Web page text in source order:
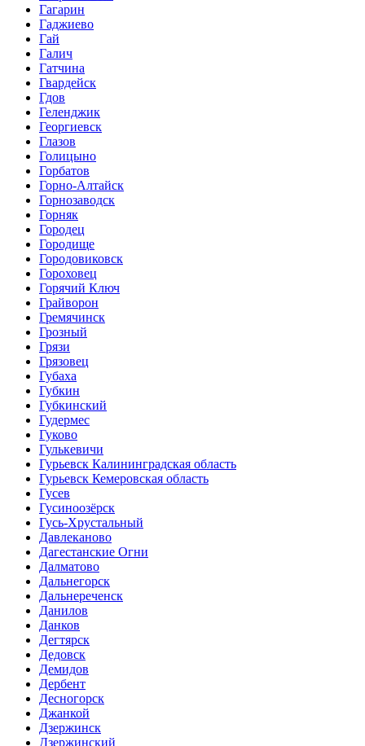
Гагарин
Гаджиево
Гай
Галич
Гатчина
Гвардейск
Гдов
Геленджик
Георгиевск
Глазов
Голицыно
Горбатов
Горно-Алтайск
Горнозаводск
Горняк
Городец
Городище
Городовиковск
Гороховец
Горячий Ключ
Грайворон
Гремячинск
Грозный
Грязи
Грязовец
Губаха
Губкин
Губкинский
Гудермес
Гуково
Гулькевичи
Гурьевск Калининградская область
Гурьевск Кемеровская область
Гусев
Гусиноозёрск
Гусь-Хрустальный
Давлеканово
Дагестанские Огни
Далматово
Дальнегорск
Дальнереченск
Данилов
Данков
Дегтярск
Дедовск
Демидов
Дербент
Десногорск
Джанкой
Дзержинск
Дзержинский